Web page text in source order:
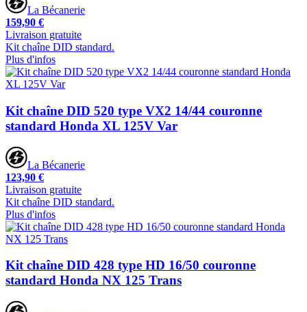
La Bécanerie
159,90 €
Livraison gratuite
Kit chaîne DID standard.
Plus d'infos
Kit chaîne DID 520 type VX2 14/44 couronne
standard Honda XL 125V Var
La Bécanerie
123,90 €
Livraison gratuite
Kit chaîne DID standard.
Plus d'infos
Kit chaîne DID 428 type HD 16/50 couronne
standard Honda NX 125 Trans